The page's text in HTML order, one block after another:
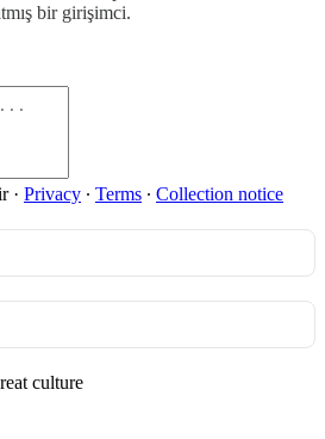
bir girişimci.
· Privacy ∙ Terms ∙ Collection notice
culture